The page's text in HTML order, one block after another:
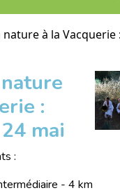
nature à la Vacquerie
:
mai
:
- 4 km